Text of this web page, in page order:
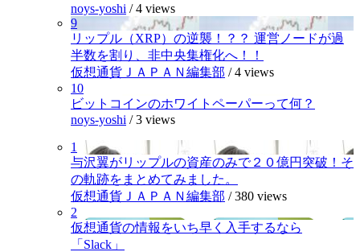
noys-yoshi /4 views
9
リップル（XRP）の逆襲！？？ 運営ノードが過
半数を割り、非中央集権化へ！！
仮想通貨ＪＡＰＡＮ編集部 /4 views
10
ビットコインのホワイトペーパーって何？
noys-yoshi /3 views
1
与沢翼がリップルの資産のみで２０億円突破！そ
の軌跡をまとめてみました。
仮想通貨ＪＡＰＡＮ編集部 /380 views
2
仮想通貨の情報をいち早く入手するなら
「Slack」